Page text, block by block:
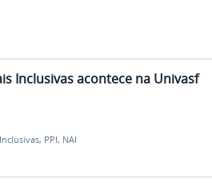
Inclusivas acontece na Univasf
, PPI, NAI